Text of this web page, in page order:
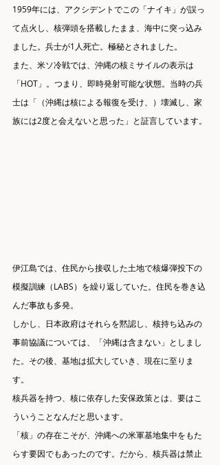
1959年には、アクシデントでこの「ナイキ」が誤っ
て点火し、核弾頭を搭載したまま、海中に突っ込み
ました。兵士が1人死亡。極秘とされました。
また、米ソ冷戦では、沖縄の核ミサイルの表示は
「HOT」。つまり、即時発射可能な状態。当時の兵
士は「（沖縄は核による報復を受け、）壊滅し、家
族には2度と会えないと思った」と証言しています。
伊江島では、住民から接収した土地で核爆弾投下の
模擬訓練（LABS）を繰り返していた。住民を巻き込
んだ事故も多発。
しかし、日本政府はそれらを黙認し、核持ち込みの
事前協議については、「沖縄は含まない」としまし
た。その後、基地は拡大していき、現在に至りま
す。
核兵器を持つ、核に依存した安保政策とは、要はこ
ういうことなんだと思います。
「核」の存在こそが、沖縄への米軍基地集中をもた
らす要因でもあったのです。だから、核兵器は禁止